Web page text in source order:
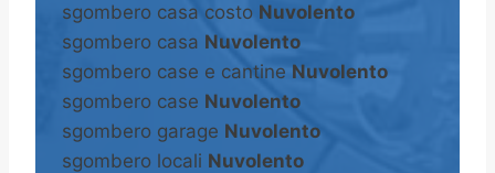
sgombero casa costo Nuvolento
sgombero casa Nuvolento
sgombero case e cantine Nuvolento
sgombero case Nuvolento
sgombero garage Nuvolento
sgombero locali Nuvolento